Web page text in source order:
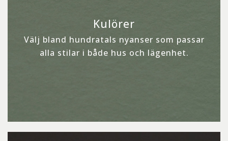
Kulörer
Välj bland hundratals nyanser som passar
alla stilar i både hus och lägenhet.